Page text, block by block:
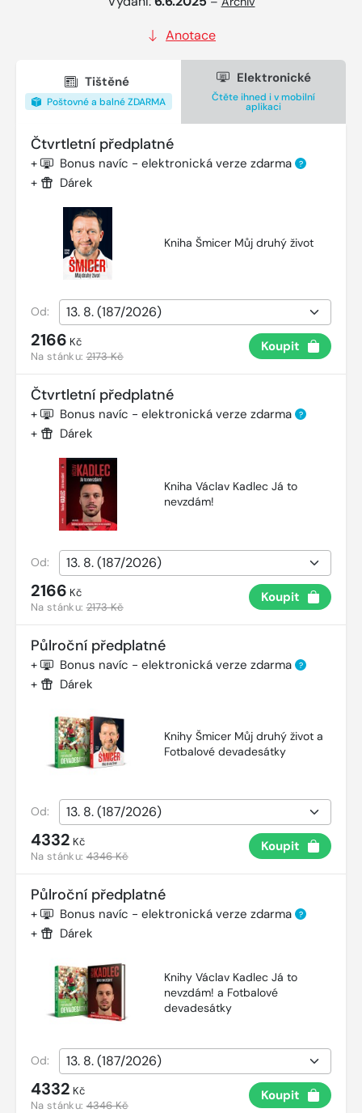
Anotace
Tištěné
Poštovné a balné ZDARMA
Elektronické
Čtěte ihned i v mobilní
aplikaci
Čtvrtletní předplatné
+ Bonus navíc - elektronická verze zdarma ?
+ Dárek
Kniha Šmicer Můj druhý život
Od:
2166 Kč
Na stánku:2173 Kč
Koupit
Čtvrtletní předplatné
+ Bonus navíc - elektronická verze zdarma ?
+ Dárek
Kniha Václav Kadlec Já to
nevzdám!
Od:
2166 Kč
Na stánku:2173 Kč
Koupit
Půlroční předplatné
+ Bonus navíc - elektronická verze zdarma ?
+ Dárek
Knihy Šmicer Můj druhý život a
Fotbalové devadesátky
Od:
4332 Kč
Na stánku:4346 Kč
Koupit
Půlroční předplatné
+ Bonus navíc - elektronická verze zdarma ?
+ Dárek
Knihy Václav Kadlec Já to
nevzdám! a Fotbalové
devadesátky
Od:
4332 Kč
Na stánku:4346 Kč
Koupit